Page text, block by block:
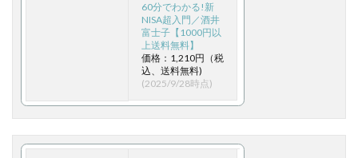
60分でわかる!新
NISA超入門／酒井
富士子【1000円以
上送料無料】
価格：1,210円（税
込、送料無料)
(2025/9/28時点)